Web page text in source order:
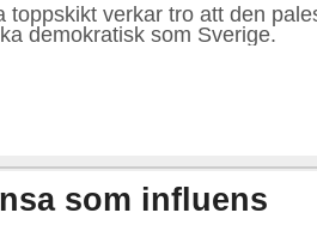
toppskikt verkar tro att den
demokratisk som Sverige.
som influens